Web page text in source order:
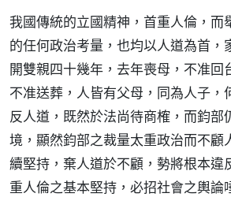
我國傳統的立國精神，首重人倫，而
的任何政治考量，也均以人道為首，
開雙親四十幾年，去年喪母，不准回
不准送葬，人皆有父母，同為人子，
反人道，既然於法尚待商榷，而鈞部
境，顯然鈞部之裁量太重政治而不顧
續堅持，棄人道於不顧，勢將根本違
重人倫之基本堅持，必招社會之輿論